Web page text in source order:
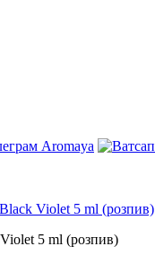
Violet 5 ml (розпив)
5 ml (розпив)